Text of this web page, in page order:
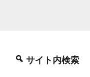
サイト内検索